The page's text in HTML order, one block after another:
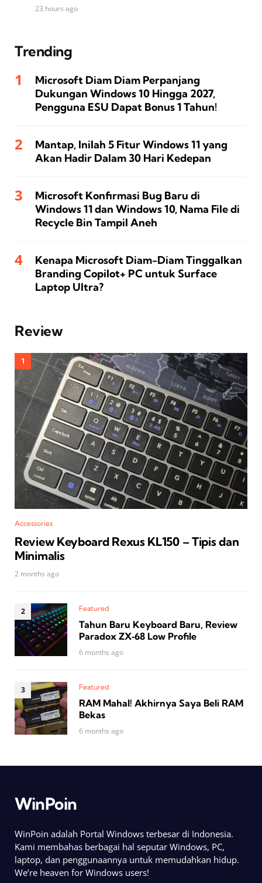
23 hours ago
Trending
Microsoft Diam Diam Perpanjang
Dukungan Windows 10 Hingga 2027,
Pengguna ESU Dapat Bonus 1 Tahun!
Mantap, Inilah 5 Fitur Windows 11 yang
Akan Hadir Dalam 30 Hari Kedepan
Microsoft Konfirmasi Bug Baru di
Windows 11 dan Windows 10, Nama File di
Recycle Bin Tampil Aneh
Kenapa Microsoft Diam-Diam Tinggalkan
Branding Copilot+ PC untuk Surface
Laptop Ultra?
Review
Accessories
Review Keyboard Rexus KL150 – Tipis dan
Minimalis
2 months ago
Featured
Tahun Baru Keyboard Baru, Review
Paradox ZX‑68 Low Profile
6 months ago
Featured
RAM Mahal! Akhirnya Saya Beli RAM
Bekas
6 months ago
WinPoin
WinPoin adalah Portal Windows terbesar di Indonesia.
Kami membahas berbagai hal seputar Windows, PC,
laptop, dan penggunaannya untuk memudahkan hidup.
We’re heaven for Windows users!